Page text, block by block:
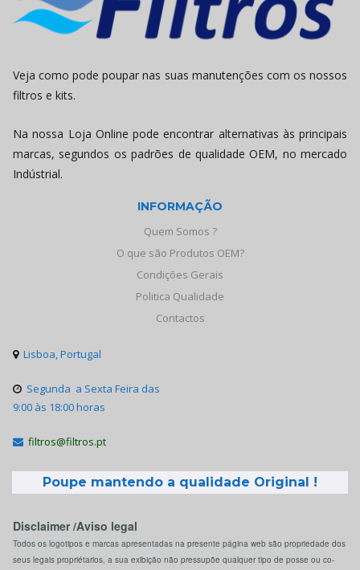
Veja como pode poupar nas suas manutenções com os nossos
filtros e kits.
Na nossa Loja Online pode encontrar alternativas às principais
marcas, segundos os padrões de qualidade OEM, no mercado
Indústrial.
INFORMAÇÃO
Quem Somos ?
O que são Produtos OEM?
Condições Gerais
Politica Qualidade
Contactos
 Lisboa, Portugal
 Segunda a Sexta Feira das
9:00 às 18:00 horas
 filtros@filtros.pt
Poupe mantendo a qualidade Original !
Disclaimer /Aviso legal
Todos os logotipos e marcas apresentadas na presente página web são propriedade dos
seus legais propriétarios, a sua exibição não pressupõe qualquer tipo de posse ou co-